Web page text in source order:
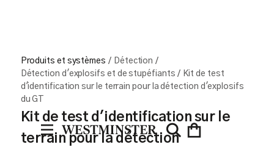
Produits et systèmes / Détection /
Détection d'explosifs et de stupéfiants / Kit de test
d'identification sur le terrain pour la détection d'explosifs
du GT
Kit de test d'identification sur le
terrain pour la détection